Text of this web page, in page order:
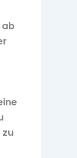
ab